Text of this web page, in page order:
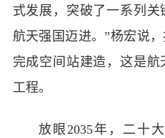
式发展，突破了一系列
航天强国迈进。”杨宏说
完成空间站建造，这是
工程。
放眼2035年，二十